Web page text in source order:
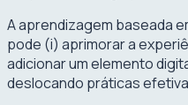
A aprendizagem baseada
pode (i) aprimorar a
adicionar um elemento
deslocando práticas